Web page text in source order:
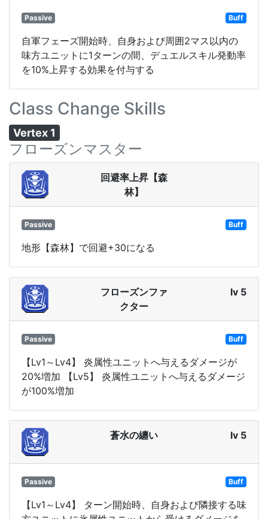
Passive Buff
自軍フェーズ開始時、自身および周囲2マス以内の
味方ユニットに1ターンの間、デュエルスキル発動率
を10%上昇する効果を付与する
Class Change Skills
Vertex 1
フローズンマスター
回避率上昇【森
林】
Passive Buff
地形【森林】で回避+30になる
フローズンファ
クター
lv 5
Passive Buff
【Lv1～Lv4】 炎属性ユニットへ与えるダメージが
20%増加 【Lv5】 炎属性ユニットへ与えるダメージ
が100%増加
蒼水の纏い lv 5
Passive Buff
【Lv1～Lv4】 ターン開始時、自身および隣接する味